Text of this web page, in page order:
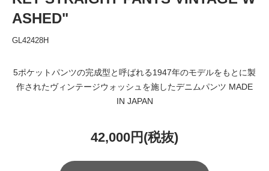
ASHED"
GL42428H
5ポケットパンツの完成型と呼ばれる1947年のモデルをもとに製
作されたヴィンテージウォッシュを施したデニムパンツ MADE
IN JAPAN
42,000円(税抜)